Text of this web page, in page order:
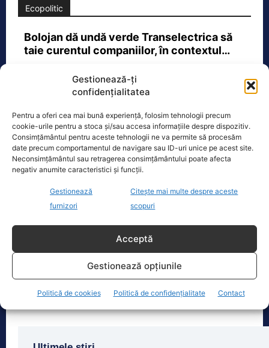
Gestionează-ți
confidențialitatea
Pentru a oferi cea mai bună experiență, folosim tehnologii precum
cookie-urile pentru a stoca și/sau accesa informațiile despre dispozitiv.
Consimțământul pentru aceste tehnologii ne va permite să procesăm
date precum comportamentul de navigare sau ID-uri unice pe acest site.
Neconsimțământul sau retragerea consimțământului poate afecta
negativ anumite caracteristici și funcții.
Gestionează
furnizori
Citește mai multe despre aceste
scopuri
Acceptă
Gestionează opțiunile
Politică de cookies Politică de confidențialitate Contact
Ecopolitic
Bolojan dă undă verde Transelectrica să
taie curentul companiilor, în contextul…
undă verde Transelectrica să taie
curentul companiilor, în contextul
Oficiul de Știri
Cine este Petrică Paraschiv, campionul mondial care
cucerit un titlu mondial la box
profesionist, este din nou în centrul
atenției după[...]